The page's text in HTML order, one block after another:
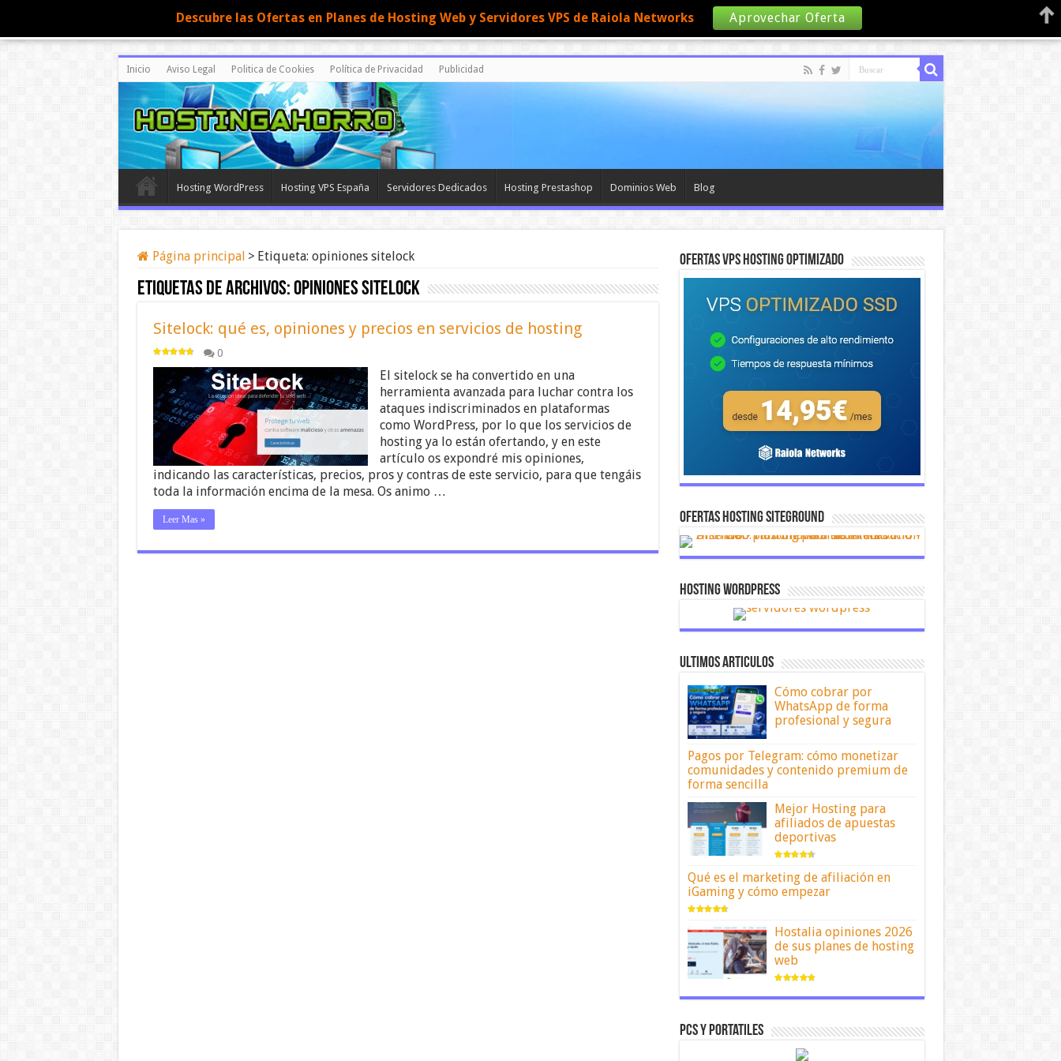
Inicio Aviso Legal Politica de Cookies Política de Privacidad Publicidad
Hosting WordPress Hosting VPS España Servidores Dedicados Hosting Prestashop Dominios Web Blog
Página principal > Etiqueta: opiniones sitelock
Etiquetas de archivos:opiniones sitelock
Sitelock: qué es, opiniones y precios en servicios de hosting
0
El sitelock se ha convertido en una
herramienta avanzada para luchar contra los
ataques indiscriminados en plataformas
como WordPress, por lo que los servicios de
hosting ya lo están ofertando, y en este
artículo os expondré mis opiniones,
indicando las características, precios, pros y contras de este servicio, para que tengáis
toda la información encima de la mesa. Os animo …
Leer Mas »
OFERTAS VPS HOSTING OPTIMIZADO
OFERTAS HOSTING SITEGROUND
Hosting Wordpress
ULTIMOS ARTICULOS
Cómo cobrar por
WhatsApp de forma
profesional y segura
Pagos por Telegram: cómo monetizar
comunidades y contenido premium de
forma sencilla
Mejor Hosting para
afiliados de apuestas
deportivas
Qué es el marketing de afiliación en
iGaming y cómo empezar
Hostalia opiniones 2026
de sus planes de hosting
web
Pcs y portatiles
Descubre las Ofertas en Planes de Hosting Web y Servidores VPS de Raiola Networks Aprovechar Oferta